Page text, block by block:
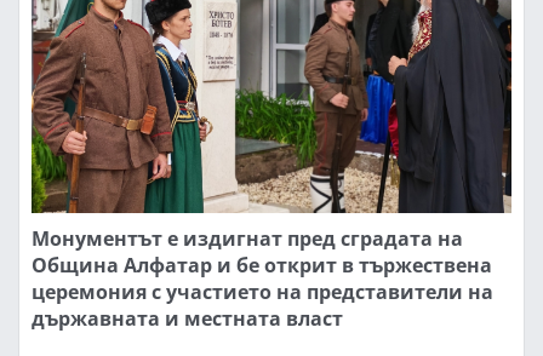
Монументът е издигнат пред сградата на
Община Алфатар и бе открит в тържествена
церемония с участието на представители на
държавната и местната власт